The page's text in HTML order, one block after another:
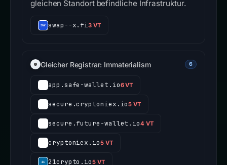
gleichen Standort befindliche Infrastruktur.
swap--x.fi3 VT
Gleicher Registrar: Immaterialism 6
app.safe-wallet.io6 VT
secure.cryptoniex.io5 VT
secure.future-wallet.io4 VT
cryptoniex.io5 VT
21crypto.io5 VT